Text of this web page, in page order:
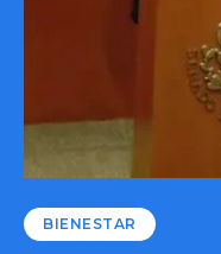
BIENESTAR